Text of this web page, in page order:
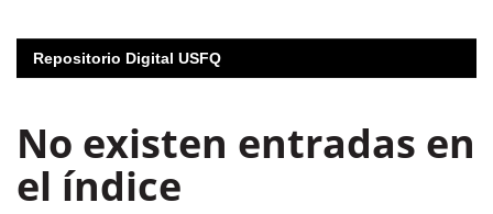
Repositorio Digital USFQ
No existen entradas en
el índice